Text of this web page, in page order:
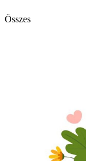
Összes